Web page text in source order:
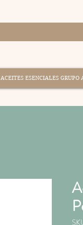
ACEITES ESENCIALES GRUPO